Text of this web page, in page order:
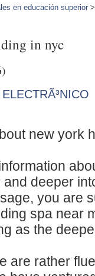
en educación superior
in nyc
new york
deeper
you are
spa near
as the
are rather